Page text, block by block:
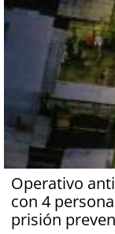
Operativo
con 4
prisión